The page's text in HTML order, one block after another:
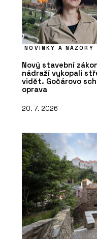
NOVINKY A NÁZORY
Nový stavební
nádraží vykopali
vidět. Gočárovo
oprava
20. 7. 2026